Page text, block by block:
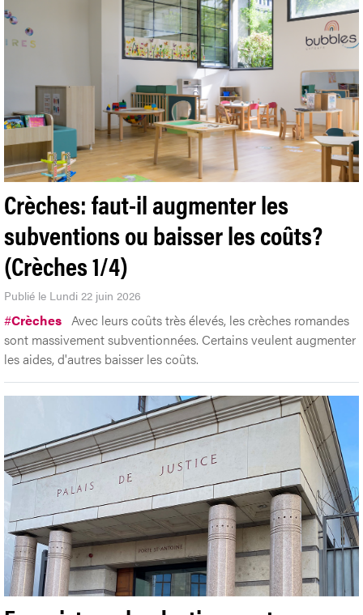
Crèches: faut-il augmenter les
subventions ou baisser les coûts?
(Crèches 1/4)
Publié le Lundi 22 juin 2026
#Crèches Avec leurs coûts très élevés, les crèches romandes
sont massivement subventionnées. Certains veulent augmenter
les aides, d'autres baisser les coûts.